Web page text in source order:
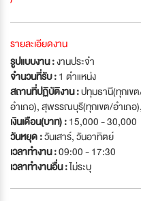
รายละเอียดงาน
รูปแบบงาน :งานประจำ
จำนวนที่รับ :1 ตำแหน่ง
สถานที่ปฏิบัติงาน :ปทุมธานี(ทุกเข
อำเภอ), สุพรรณบุรี(ทุกเขต/อำเภอ
เงินเดือน(บาท) :15,000 - 30,000
วันหยุด :วันเสาร์,วันอาทิตย์
เวลาทำงาน :09:00 - 17:30
เวลาทำงานอื่น :ไม่ระบุ